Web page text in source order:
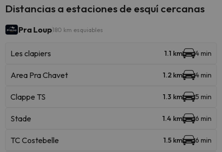
Distancias a estaciones de esquí cercanas
Pra Loup180 km esquiables
Les clapiers 1.1 km 4 min
Area Pra Chavet 1.2 km 4 min
Clappe TS 1.3 km 5 min
Stade 1.4 km 6 min
TC Costebelle 1.5 km 6 min